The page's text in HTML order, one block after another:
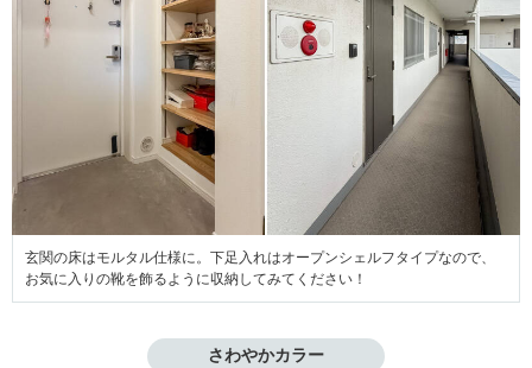
玄関の床はモルタル仕様に。下足入れはオープンシェルフタイプなので、
お気に入りの靴を飾るように収納してみてください！
さわやかカラー